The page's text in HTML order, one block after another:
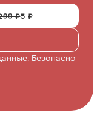
₽5 ₽
Безопасно